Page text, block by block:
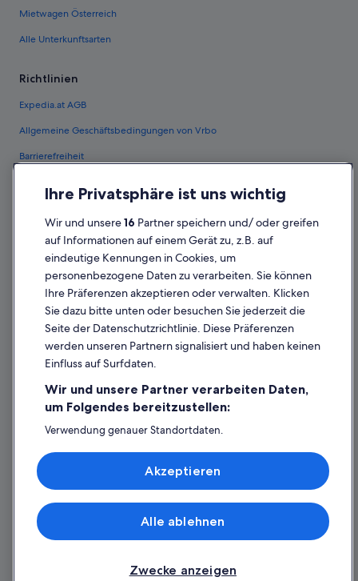
Mietwagen Österreich
Alle Unterkunftsarten
Richtlinien
Expedia.at AGB
Allgemeine Geschäftsbedingungen von Vrbo
Barrierefreiheit
Rechtliche Hinweise/Kontakt
Inhaltsrichtlinien und Melden von Inhalten
Rückerstattungsprozess und Zeitrahmen
Buchen Sie einen Flug mit einer Gutschrift bei der Fluggesellschaft
Internationale Reisedokumente
© 2026 Expedia, Inc., ein Unternehmen der Expedia Group. Alle Rechte
vorbehalten. Expedia und das Expedia-Logo sind Handelsmarken oder
Ihre Privatsphäre ist uns wichtig
Wir und unsere16 Partner speichern und/ oder greifen
auf Informationen auf einem Gerät zu, z.B. auf
eindeutige Kennungen in Cookies, um
personenbezogene Daten zu verarbeiten. Sie können
Ihre Präferenzen akzeptieren oder verwalten. Klicken
Sie dazu bitte unten oder besuchen Sie jederzeit die
Seite der Datenschutzrichtlinie. Diese Präferenzen
werden unseren Partnern signalisiert und haben keinen
Einfluss auf Surfdaten.
Wir und unsere Partner verarbeiten Daten,
um Folgendes bereitzustellen:
Verwendung genauer Standortdaten.
Speichern von oder Zugriff auf Informationen auf einem
Endgerät. Personalisierte Werbung und Inhalte, Messung
von Werbeleistung und der Performance von Inhalten,
Liste der Partner (Lieferanten)
Zwecke anzeigen
Alle ablehnen
Akzeptieren